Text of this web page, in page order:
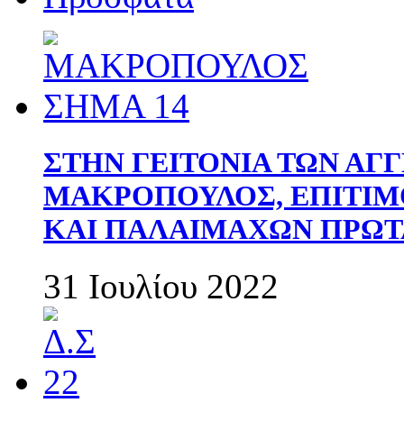
ΣΤΗΝ ΓΕΙΤΟΝΙΑ ΤΩΝ
ΜΑΚΡΟΠΟΥΛΟΣ,
ΚΑΙ ΠΑΛΑΙΜΑΧΩΝ
31 Ιουλίου 2022